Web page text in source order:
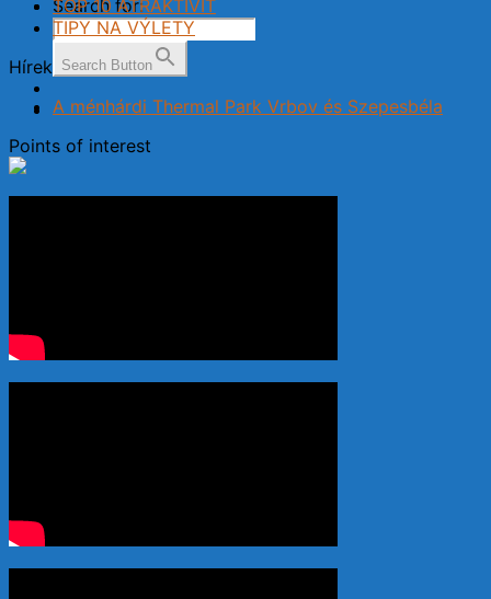
Search for:
Search Button
TOP 10 ATRAKTIVÍT
TIPY NA VÝLETY
Hírek
A ménhárdi Thermal Park Vrbov és Szepesbéla
Points of interest